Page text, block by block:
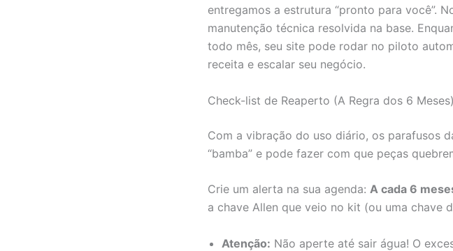
entregamos a estrutura “pronto para você”.
manutenção técnica resolvida na base.
todo mês, seu site pode rodar no piloto
receita e escalar seu negócio.
Check-list de Reaperto (A Regra dos 6 Meses)
Com a vibração do uso diário, os parafusos
“bamba” e pode fazer com que peças
Crie um alerta na sua agenda: A cada 6
a chave Allen que veio no kit (ou uma chave
Atenção: Não aperte até sair água! O